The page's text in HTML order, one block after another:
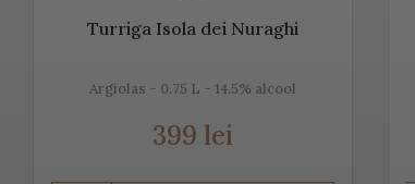
Despre Prosecco
Prosecco e cel mai cunoscut vin spumant din
Turriga Isola dei Nuraghi
Argiolas - 0.75 L - 14.5% alcool
399 lei